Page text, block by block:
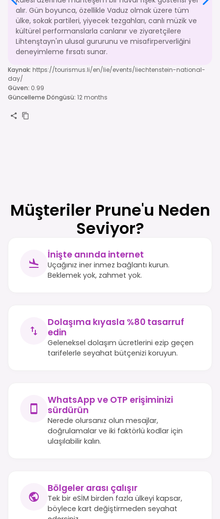
alır. Gün boyunca, özellikle Vaduz olmak üzere tüm
ülke, sokak partileri, yiyecek tezgahları, canlı müzik ve
kültürel performanslarla canlanır ve ziyaretçilere
Lihtenştayn'ın ulusal gururunu ve misafirperverliğini
deneyimleme fırsatı sunar.
Kaynak: https://tourismus.li/en/lie/events/liechtenstein-national-
day/
Güven: 0.99
Güncelleme Döngüsü: 12 months
Müşteriler Prune'u Neden
Seviyor?
İnişte anında internet
Uçağınız iner inmez bağlantı kurun.
Beklemek yok, zahmet yok.
Dolaşıma kıyasla %80 tasarruf
edin
Geleneksel dolaşım ücretlerini ezip geçen
tarifelerle seyahat bütçenizi koruyun.
WhatsApp ve OTP erişiminizi
sürdürün
Nerede olursanız olun mesajlar,
doğrulamalar ve iki faktörlü kodlar için
ulaşılabilir kalın.
Bölgeler arası çalışır
Tek bir eSİM birden fazla ülkeyi kapsar,
böylece kart değiştirmeden seyahat